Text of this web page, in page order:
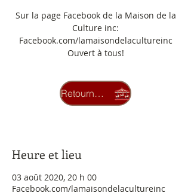
Sur la page Facebook de la Maison de la
Culture inc:
Facebook.com/lamaisondelacultureinc
Ouvert à tous!
Les inscriptions sont closes
Voir autres événements
Heure et lieu
03 août 2020, 20 h 00
Facebook.com/lamaisondelacultureinc
Retourner au carrousel